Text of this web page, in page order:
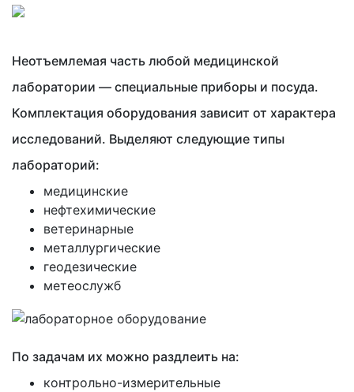
Неотъемлемая часть любой медицинской
лаборатории — специальные приборы и посуда.
Комплектация оборудования зависит от характера
исследований. Выделяют следующие типы
лабораторий:
медицинские
нефтехимические
ветеринарные
металлургические
геодезические
метеослужб
По задачам их можно раздлеить на:
контрольно-измерительные